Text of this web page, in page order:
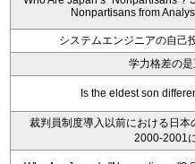
Nonpartisans from
システムエンジニアの自己
学力格差の
Is the eldest son
裁判員制度導入以前における日
2000-2001